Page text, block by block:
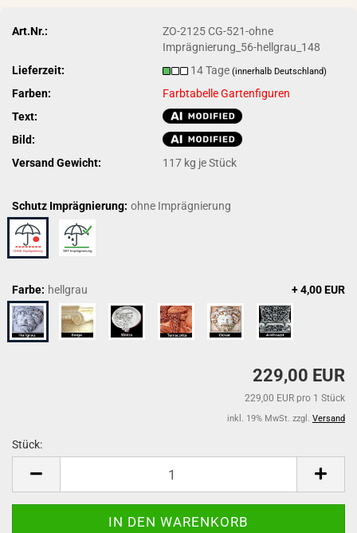
Art.Nr.:
ZO-2125 CG-521-ohne
Imprägnierung_56-hellgrau_148
Lieferzeit:
14 Tage(innerhalb Deutschland)
Farben:
Farbtabelle Gartenfiguren
Text:
Bild:
Versand Gewicht:
117 kg je Stück
Schutz Imprägnierung: ohne Imprägnierung
Farbe: hellgrau + 4,00 EUR
229,00 EUR
229,00 EUR pro 1 Stück
inkl. 19% MwSt. zzgl. Versand
Stück: